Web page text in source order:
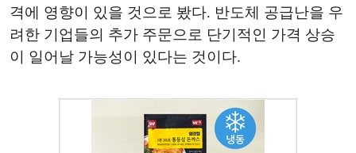
격에 영향이 있을 것으로 봤다. 반도체 공급난을 우
려한 기업들의 추가 주문으로 단기적인 가격 상승
이 일어날 가능성이 있다는 것이다.